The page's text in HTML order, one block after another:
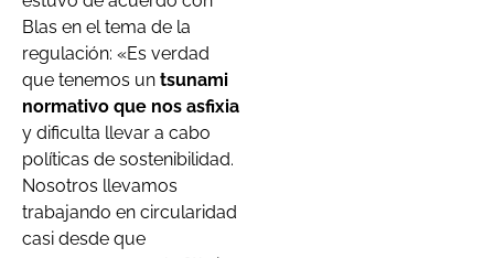
Blas en el tema de la
regulación: «Es verdad
que tenemos un tsunami
normativo que nos asfixia
y dificulta llevar a cabo
políticas de sostenibilidad.
Nosotros llevamos
trabajando en circularidad
casi desde que